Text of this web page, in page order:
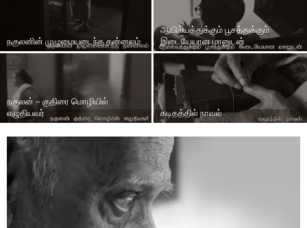
நகுலனின் முழுமையடைந்த தன்னலம்
ஆயில்யத்துக்கும் பூசத்துக்கும்
இடையேயான மானுடன்
நகுலன் – குதிரை மொழியில்
எழுதியவர்
கடிதத்தில் நாவல்